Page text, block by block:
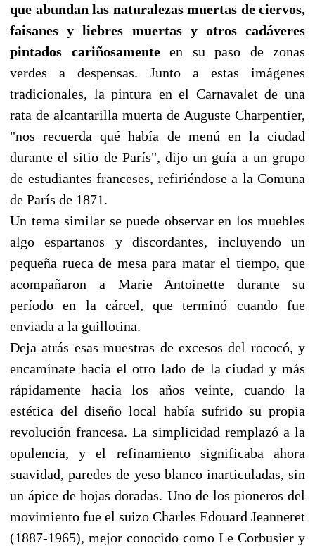
que abundan las naturalezas muertas de ciervos,
faisanes y liebres muertas y otros cadáveres
pintados cariñosamenteen su paso de zonas
verdes a despensas. Junto a estas imágenes
tradicionales, la pintura en el Carnavalet de una
rata de alcantarilla muerta de Auguste Charpentier,
"nos recuerda qué había de menú en la ciudad
durante el sitio de París", dijo un guía a un grupo
de estudiantes franceses, refiriéndose a la Comuna
de París de 1871.
Un tema similar se puede observar en los muebles
algo espartanos y discordantes, incluyendo un
pequeña rueca de mesa para matar el tiempo, que
acompañaron a Marie Antoinette durante su
período en la cárcel, que terminó cuando fue
enviada a la guillotina.
Deja atrás esas muestras de excesos del rococó, y
encamínate hacia el otro lado de la ciudad y más
rápidamente hacia los años veinte, cuando la
estética del diseño local había sufrido su propia
revolución francesa. La simplicidad remplazó a la
opulencia, y el refinamiento significaba ahora
suavidad, paredes de yeso blanco inarticuladas, sin
un ápice de hojas doradas. Uno de los pioneros del
movimiento fue el suizo Charles Edouard Jeanneret
(1887-1965), mejor conocido como Le Corbusier y